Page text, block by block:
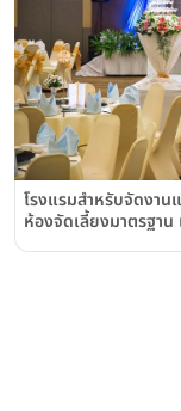
โรงแรมสำหรับจัดงา
ห้องจัดเลี้ยงมาตรฐาน